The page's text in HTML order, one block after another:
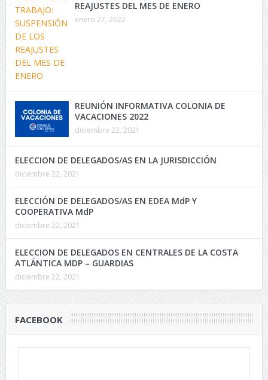
REAJUSTES DEL MES DE ENERO
enero 27, 2022
REUNIÓN INFORMATIVA COLONIA DE
VACACIONES 2022
diciembre 22, 2021
ELECCION DE DELEGADOS/AS EN LA JURISDICCIÓN
diciembre 22, 2021
ELECCIÓN DE DELEGADOS/AS EN EDEA MdP Y
COOPERATIVA MdP
diciembre 22, 2021
ELECCION DE DELEGADOS EN CENTRALES DE LA COSTA
ATLÁNTICA MDP – GUARDIAS
diciembre 22, 2021
FACEBOOK